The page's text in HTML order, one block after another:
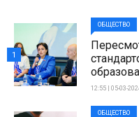
ОБЩЕСТВО
12:55 | 05-03-
1
ОБЩЕСТВО